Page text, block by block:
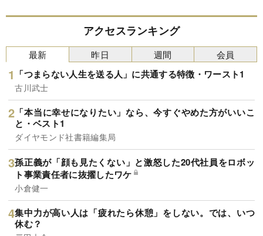
アクセスランキング
最新
「つまらない人生を送る人」に共通する特徴・ワースト1
古川武士
「本当に幸せになりたい」なら、今すぐやめた方がいいこ
と・ベスト1
ダイヤモンド社書籍編集局
孫正義が「顔も見たくない」と激怒した20代社員をロボッ
ト事業責任者に抜擢したワケ
小倉健一
集中力が高い人は「疲れたら休憩」をしない。では、いつ
休む？
昨日 週間 会員